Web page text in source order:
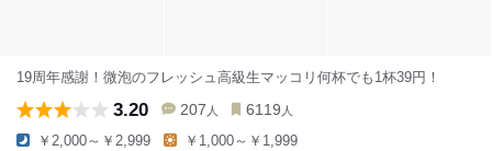
19周年感謝！微泡のフレッシュ高級生マッコリ何杯でも1杯39円！
3.20 207 人 6119 人
￥2,000～￥2,999 ￥1,000～￥1,999